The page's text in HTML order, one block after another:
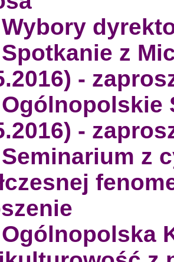
Wybory
Spotkanie z
-
Ogólnopolskie
-
Seminarium z
Ogólnopolska